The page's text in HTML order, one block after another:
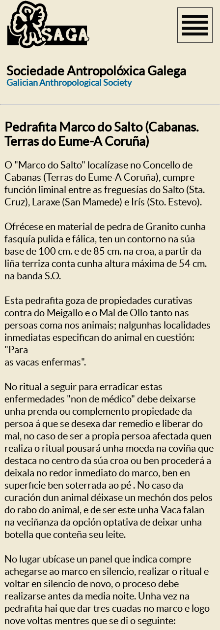
Sociedade Antropolóxica Galega
Galician Anthropological Society
Pedrafita Marco do Salto (Cabanas.
Terras do Eume-A Coruña)
O "Marco do Salto" localízase no Concello de
Cabanas (Terras do Eume-A Coruña), cumpre
función liminal entre as freguesías do Salto (Sta.
Cruz), Laraxe (San Mamede) e Irís (Sto. Estevo).
Ofrécese en material de pedra de Granito cunha
fasquía pulida e fálica, ten un contorno na súa
base de 100 cm. e de 85 cm. na croa, a partir da
liña terriza conta cunha altura máxima de 54 cm.
na banda S.O.
Esta pedrafita goza de propiedades curativas
contra do Meigallo e o Mal de Ollo tanto nas
persoas coma nos animais; nalgunhas localidades
inmediatas especifican do animal en cuestión:
"Para
as vacas enfermas".
No ritual a seguir para erradicar estas
enfermedades "non de médico" debe deixarse
unha prenda ou complemento propiedade da
persoa á que se desexa dar remedio e liberar do
mal, no caso de ser a propia persoa afectada quen
realiza o ritual pousará unha moeda na coviña que
destaca no centro da súa croa ou ben procederá a
deixala no redor inmediato do marco, ben en
superficie ben soterrada ao pé . No caso da
curación dun animal déixase un mechón dos pelos
do rabo do animal, e de ser este unha Vaca falan
na veciñanza da opción optativa de deixar unha
botella que conteña seu leite.
No lugar ubícase un panel que indica compre
achegarse ao marco en silencio, realizar o ritual e
voltar en silencio de novo, o proceso debe
realizarse antes da media noite. Unha vez na
pedrafita hai que dar tres cuadas no marco e logo
nove voltas mentres que se di o seguinte: